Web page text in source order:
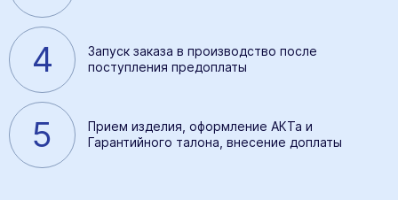
4
Запуск заказа в производство после
поступления предоплаты
5
Прием изделия, оформление АКТа и
Гарантийного талона, внесение доплаты